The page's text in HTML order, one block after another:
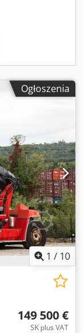
Ogłoszenia
1 / 10
149 500 €
SK plus VAT